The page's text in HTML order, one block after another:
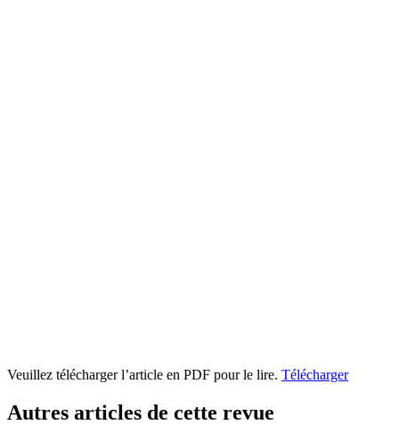
Veuillez télécharger l’article en PDF pour le lire. Télécharger
Autres articles de cette revue